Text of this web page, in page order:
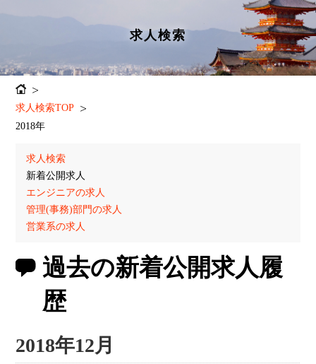
求人検索
求人検索TOP
2018年
求人検索
新着公開求人
エンジニアの求人
管理(事務)部門の求人
営業系の求人
過去の新着公開求人履
歴
2018年12月